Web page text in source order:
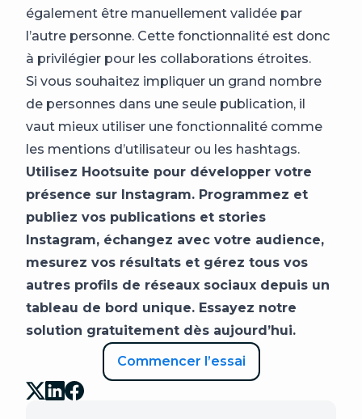
également être manuellement validée par
l’autre personne. Cette fonctionnalité est donc
à privilégier pour les collaborations étroites.
Si vous souhaitez impliquer un grand nombre
de personnes dans une seule publication, il
vaut mieux utiliser une fonctionnalité comme
les mentions d’utilisateur ou les hashtags.
Utilisez Hootsuite pour développer votre
présence sur Instagram. Programmez et
publiez vos publications et stories
Instagram, échangez avec votre audience,
mesurez vos résultats et gérez tous vos
autres profils de réseaux sociaux depuis un
tableau de bord unique. Essayez notre
solution gratuitement dès aujourd’hui.
Commencer l’essai